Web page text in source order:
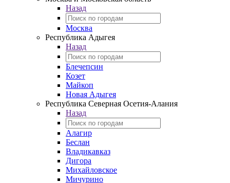
Назад
Москва
Республика Адыгея
Назад
Блечепсин
Козет
Майкоп
Новая Адыгея
Республика Северная Осетия-Алания
Назад
Алагир
Беслан
Владикавказ
Дигора
Михайловское
Мичурино